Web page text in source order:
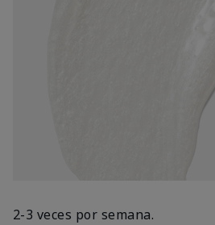
2-3 veces por semana.